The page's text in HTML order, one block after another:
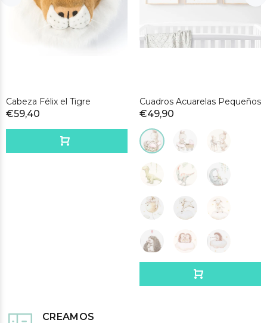
Cabeza Félix el Tigre
€59,40
Cuadros Acuarelas Pequeños
€49,90
CREAMOS